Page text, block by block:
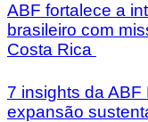
ABF fortalece a
brasileiro com
Costa Rica
7 insights da
expansão